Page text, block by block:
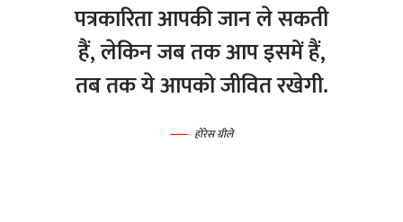
पत्रकारिता आपकी जान ले सकती
हैं, लेकिन जब तक आप इसमें हैं,
तब तक ये आपको जीवित रखेगी.
होरेस ग्रीले